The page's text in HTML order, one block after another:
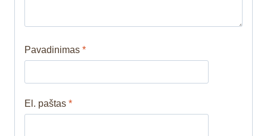
Pavadinimas *
El. paštas *